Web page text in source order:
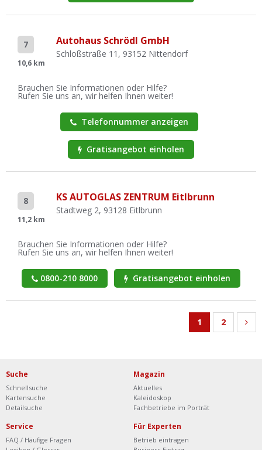
7
10,6 km
Autohaus Schrödl GmbH
Schloßstraße 11, 93152 Nittendorf
Brauchen Sie Informationen oder Hilfe?
Rufen Sie uns an, wir helfen Ihnen weiter!
Telefonnummer anzeigen
Gratisangebot einholen
8
11,2 km
KS AUTOGLAS ZENTRUM Eitlbrunn
Stadtweg 2, 93128 Eitlbrunn
Brauchen Sie Informationen oder Hilfe?
Rufen Sie uns an, wir helfen Ihnen weiter!
0800-210 8000 Gratisangebot einholen
1 2
Suche
Schnellsuche
Kartensuche
Detailsuche
Magazin
Aktuelles
Kaleidoskop
Fachbetriebe im Porträt
Service
FAQ / Häufige Fragen
Für Experten
Betrieb eintragen